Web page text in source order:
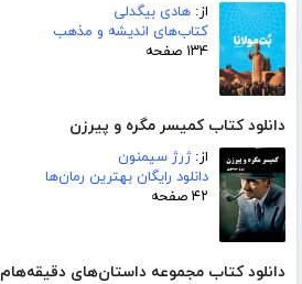
از: هادی بیگدلی
کتاب‌های اندیشه و مذهب
۱۳۴ صفحه
دانلود کتاب کمیسر مگره و پیرزن
از:ژرژ سیمنون
دانلود رایگان بهترین رمان‌ها
۴۲ صفحه
دانلود کتاب مجموعه داستان‌های دقیقه‌هام